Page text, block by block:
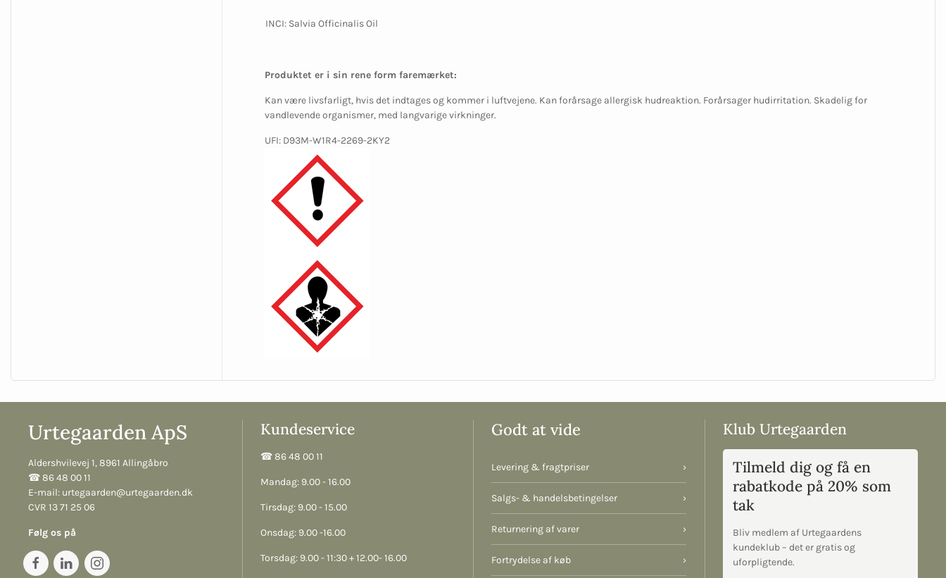
INCI: Salvia Officinalis Oil
Produktet er i sin rene form faremærket:
Kan være livsfarligt, hvis det indtages og kommer i luftvejene. Kan forårsage allergisk hudreaktion. Forårsager hudirritation. Skadelig for
vandlevende organismer, med langvarige virkninger.
UFI: D93M-W1R4-2269-2KY2
Urtegaarden ApS
Aldershvilevej 1, 8961 Allingåbro
☎︎ 86 48 00 11
E-mail: urtegaarden@urtegaarden.dk
CVR 13 71 25 06
Følg os på
Kundeservice
☎︎ 86 48 00 11
Mandag: 9.00 - 16.00
Tirsdag: 9.00 - 15.00
Onsdag: 9.00 -16.00
Torsdag: 9.00 - 11:30 + 12.00- 16.00
Godt at vide
Levering & fragtpriser ›
Salgs- & handelsbetingelser ›
Returnering af varer ›
Fortrydelse af køb ›
Klub Urtegaarden
Tilmeld dig og få en
rabatkode på 20% som
tak
Bliv medlem af Urtegaardens
kundeklub – det er gratis og
uforpligtende.